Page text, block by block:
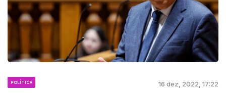
POLÍTICA 16 dez, 2022, 17:22